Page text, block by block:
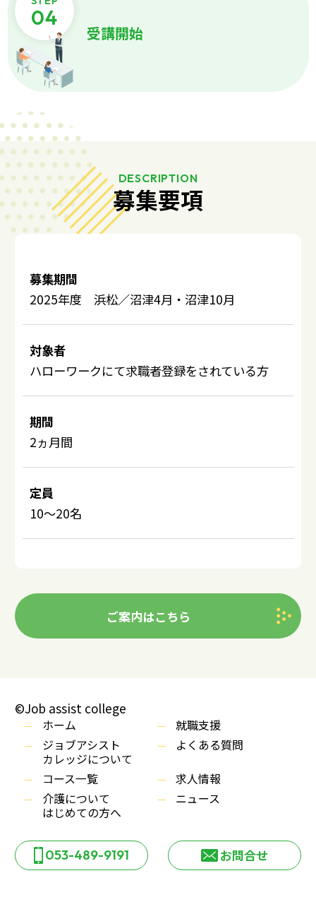
受講開始
DESCRIPTION
募集要項
募集期間
2025年度 浜松／沼津4月・沼津10月
対象者
ハローワークにて求職者登録をされている方
期間
2ヵ月間
定員
10～20名
ご案内はこちら
ホーム
介護について
はじめての方へ
求人情報
ジョブアシスト
カレッジについて
就職支援
ニュース
コース一覧
よくある質問
053-489-9191 お問合せ
©Job assist college